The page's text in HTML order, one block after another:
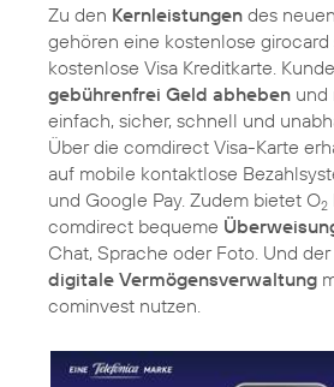
Zu den Kernleistungen des
gehören eine kostenlose
kostenlose Visa Kreditkarte.
gebührenfrei Geld abheben und
einfach, sicher, schnell und
Über die comdirect Visa-Karte
auf mobile kontaktlose
und Google Pay. Zudem bietet O2
comdirect bequeme
Chat, Sprache oder Foto. Und
digitale Vermögensverwaltung
cominvest nutzen.